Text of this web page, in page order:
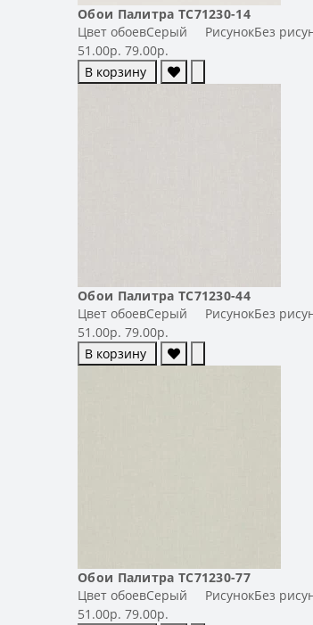
Обои Палитра TC71230-14
Цвет обоевСерый РисунокБез
51.00р. 79.00р.
В корзину
Обои Палитра TC71230-44
Цвет обоевСерый РисунокБез
51.00р. 79.00р.
В корзину
Обои Палитра TC71230-77
Цвет обоевСерый РисунокБез
51.00р. 79.00р.